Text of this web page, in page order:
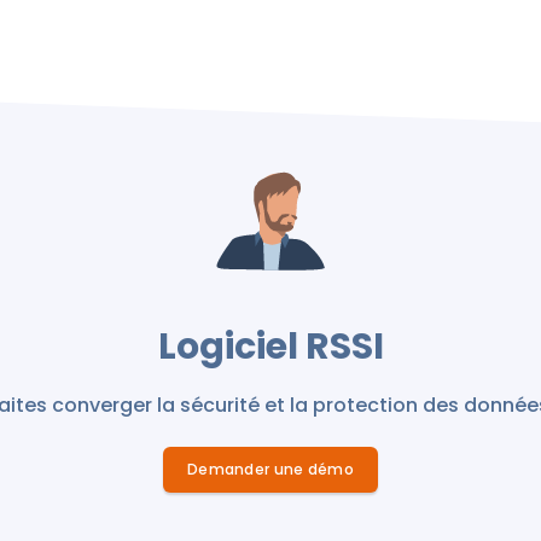
Logiciel RSSI
converger la sécurité et la protection des
Demander une démo